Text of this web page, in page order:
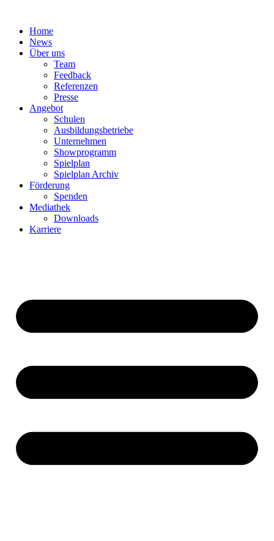
springenHome
News
Über uns
Team
Feedback
Referenzen
Presse
Angebot
Schulen
Ausbildungsbetriebe
Unternehmen
Showprogramm
Spielplan
Spielplan Archiv
Förderung
Spenden
Mediathek
Downloads
Karriere